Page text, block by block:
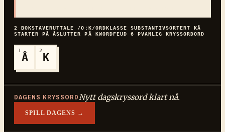
2 BOKSTAVERUTTALE /OːK/ORDKLASSE SUBSTANTIVSORTERTKÅ
STARTER PÅÅSLUTTER PÅ KWORDFEUD 6 PVANLIG KRYSSORDORD
1
Å
2
K
DAGENS KRYSSORDNytt dagskryssord klart nå.
SPILL DAGENS →